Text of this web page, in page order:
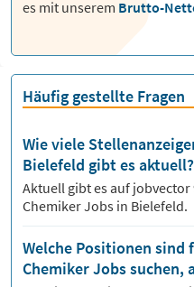
es mit unserem Brutto-
Häufig gestellte Fragen
Wie viele
Bielefeld gibt es aktuell?
Aktuell gibt es auf jobvector
Chemiker Jobs in Bielefeld.
Welche Positionen sind
Chemiker Jobs suchen,